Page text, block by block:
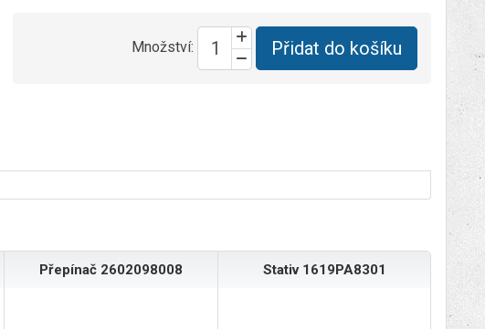
Množství: Přidat do košíku
Přepínač 2602098008 Stativ 1619PA8301